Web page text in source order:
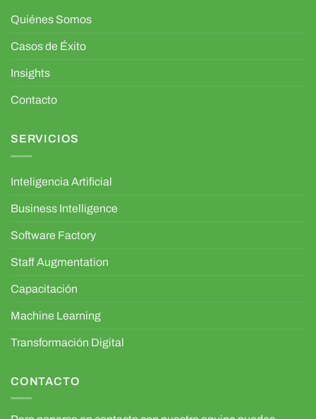
Quiénes Somos
Casos de Éxito
Insights
Contacto
SERVICIOS
Inteligencia Artificial
Business Intelligence
Software Factory
Staff Augmentation
Capacitación
Machine Learning
Transformación Digital
CONTACTO